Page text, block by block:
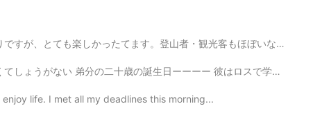
because of coronavirus 😨
観光客もほぼいなくてコロナ禍でも割と安心して行けるかなという印象でした。 青空は本当に素敵ですね❄️ Ca...
ー 彼はロスで学生してるんだけど、 引っ越して4日目にこのアプリで知り合ったんだー。ビジネスメジャーで...
life. I met all my deadlines this morning...